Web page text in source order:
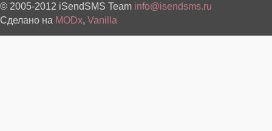
© 2005-2012 iSendSMS Team info@isendsms.ru
Сделано на MODx, Vanilla